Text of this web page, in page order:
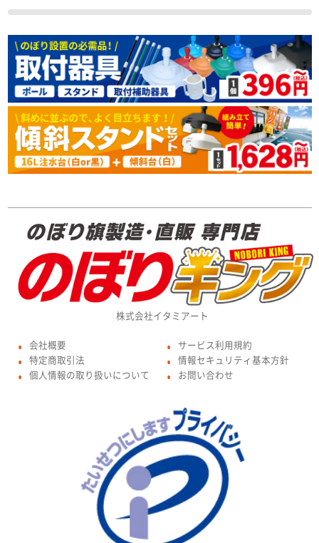
株式会社イタミアート
● 会社概要
● 特定商取引法
● 個人情報の取り扱いについて
● サービス利用規約
● 情報セキュリティ基本方針
● お問い合わせ